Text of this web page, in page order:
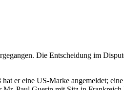
Die Entscheidung im
er eine US-Marke angemeldet;